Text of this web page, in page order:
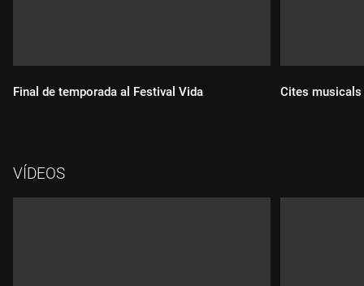
Final de temporada al Festival Vida Cites
VÍDEOS